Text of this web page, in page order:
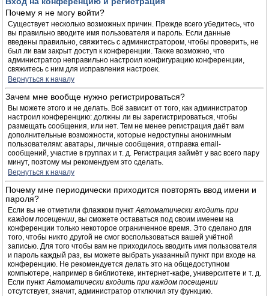
Почему я не могу войти?
Существует несколько возможных причин. Прежде всего убедитесь, что
вы правильно вводите имя пользователя и пароль. Если данные
введены правильно, свяжитесь с администратором, чтобы проверить, не
был ли вам закрыт доступ к конференции. Также возможно, что
администратор неправильно настроил конфигурацию конференции,
свяжитесь с ним для исправления настроек.
Вернуться к началу
Зачем мне вообще нужно регистрироваться?
Вы можете этого и не делать. Всё зависит от того, как администратор
настроил конференцию: должны ли вы зарегистрироваться, чтобы
размещать сообщения, или нет. Тем не менее регистрация даёт вам
дополнительные возможности, которые недоступны анонимным
пользователям: аватары, личные сообщения, отправка email-
сообщений, участие в группах и т. д. Регистрация займёт у вас всего пару
минут, поэтому мы рекомендуем это сделать.
Вернуться к началу
Почему мне периодически приходится повторять ввод имени и
пароля?
Если вы не отметили флажком пунктАвтоматически входить при
каждом посещении, вы сможете оставаться под своим именем на
конференции только некоторое ограниченное время. Это сделано для
того, чтобы никто другой не смог воспользоваться вашей учётной
записью. Для того чтобы вам не приходилось вводить имя пользователя
и пароль каждый раз, вы можете выбрать указанный пункт при входе на
конференцию. Не рекомендуется делать это на общедоступном
компьютере, например в библиотеке, интернет-кафе, университете и т. д.
Если пунктАвтоматически входить при каждом посещении
отсутствует, значит, администратор отключил эту функцию.